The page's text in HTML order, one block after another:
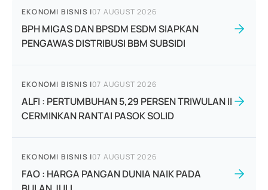
EKONOMI BISNIS |07 AUGUST 2026
BPH MIGAS DAN BPSDM ESDM SIAPKAN
PENGAWAS DISTRIBUSI BBM SUBSIDI
EKONOMI BISNIS |07 AUGUST 2026
ALFI : PERTUMBUHAN 5,29 PERSEN TRIWULAN II
CERMINKAN RANTAI PASOK SOLID
EKONOMI BISNIS |07 AUGUST 2026
FAO : HARGA PANGAN DUNIA NAIK PADA